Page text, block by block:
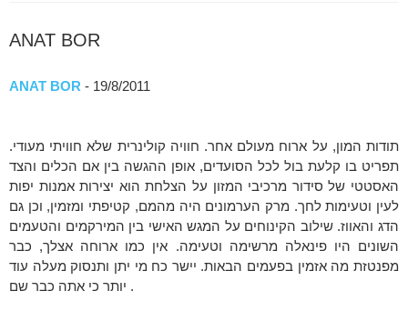
ANAT BOR
ANAT BOR - 19/8/2011
תודות המון, על ארוח מעולם אחר. חוויה קולינרית שלא חוויתי מעודי.
תפריט בו קלעת בול לכל הסועדים, אופן ההגשה בין אם הכלים והצד
האסטטי של סידור מרכיבי המזון על הצלחת הוא יצירות אמנות יפות
לעין וטעימות לחך. מרק הערמונים היה מהמם, קטיפתי ומזמין, וכן גם
הדג והאווז. שילוב הקינוחים על המגש האישי בין המירקמים והטעמים
השונים היו פינאלה מרשימה וטעימה. אין כמו ארוחה אצלך, כבר
מפנטזת מה אזמין בפעמים הבאות. יישר כח מי יתן ותנסוק מעלה עוד
יותר כי אתה כבר שם .